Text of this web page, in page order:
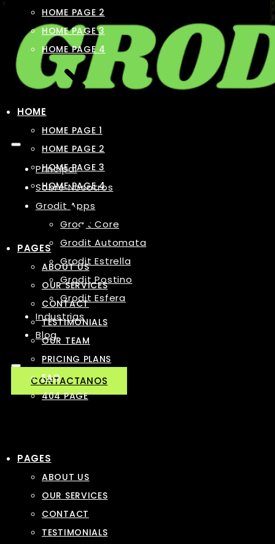
Principal
Sobre Nosotros
Grodit Apps
Grodit Core
Grodit Automata
Grodit Estrella
Grodit Postino
Grodit Esfera
Industrias
Blog
CONTACTANOS
HOME PAGE 2
HOME PAGE 3
HOME PAGE 4
HOME
HOME PAGE 1
HOME PAGE 2
HOME PAGE 3
HOME PAGE 4
PAGES
ABOUT US
OUR SERVICES
CONTACT
TESTIMONIALS
OUR TEAM
PRICING PLANS
FAQ
404 PAGE
PAGES
ABOUT US
OUR SERVICES
CONTACT
TESTIMONIALS